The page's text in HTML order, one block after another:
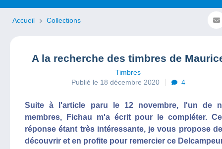
Accueil Collections
A la recherche des timbres de
Timbres
Publié le 18 décembre 2020
4
Suite à l'article paru le 12 novembre, l'un de
membres, Fichau m'a écrit pour le compléter.
réponse étant très intéressante, je vous propose
découvrir et en profite pour remercier ce